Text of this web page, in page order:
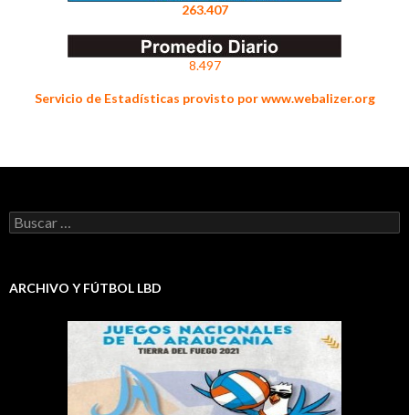
263.407
8.497
Servicio de Estadísticas provisto por www.webalizer.org
Buscar:
ARCHIVO Y FÚTBOL LBD